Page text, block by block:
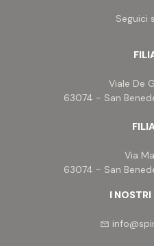
Seguici
Viale De
63074 - San
Via
63074 - San
I NOSTRI